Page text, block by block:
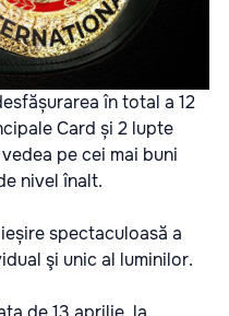
în total a 12
Card și 2 lupte
pe cei mai buni
nivel înalt.
spectaculoasă a
şi unic al luminilor.